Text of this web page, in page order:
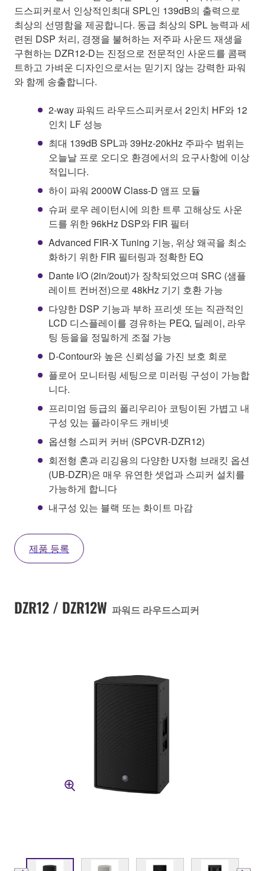
드스피커로서 인상적인최대 SPL인 139dB의 출력으로
최상의 선명함을 제공합니다. 동급 최상의 SPL 능력과 세
련된 DSP 처리, 경쟁을 불허하는 저주파 사운드 재생을
구현하는 DZR12-D는 진정으로 전문적인 사운드를 콤팩
트하고 가벼운 디자인으로서는 믿기지 않는 강력한 파워
와 함께 송출합니다.
2-way 파워드 라우드스피커로서 2인치 HF와 12
인치 LF 성능
최대 139dB SPL과 39Hz-20kHz 주파수 범위는
오늘날 프로 오디오 환경에서의 요구사항에 이상
적입니다.
하이 파워 2000W Class-D 앰프 모듈
슈퍼 로우 레이턴시에 의한 트루 고해상도 사운
드를 위한 96kHz DSP와 FIR 필터
Advanced FIR-X Tuning 기능, 위상 왜곡을 최소
화하기 위한 FIR 필터링과 정확한 EQ
Dante I/O (2in/2out)가 장착되었으며 SRC (샘플
레이트 컨버전)으로 48kHz 기기 호환 가능
다양한 DSP 기능과 부하 프리셋 또는 직관적인
LCD 디스플레이를 경유하는 PEQ, 딜레이, 라우
팅 등을을 정밀하게 조절 가능
D-Contour와 높은 신뢰성을 가진 보호 회로
플로어 모니터링 세팅으로 미러링 구성이 가능합
니다.
프리미엄 등급의 폴리우리아 코팅이된 가볍고 내
구성 있는 플라이우드 캐비넷
옵션형 스피커 커버 (SPCVR-DZR12)
회전형 혼과 리깅용의 다양한 U자형 브래킷 옵션
(UB-DZR)은 매우 유연한 셋업과 스피커 설치를
가능하게 합니다
내구성 있는 블랙 또는 화이트 마감
제품 등록
DZR12 / DZR12W 파워드 라우드스피커